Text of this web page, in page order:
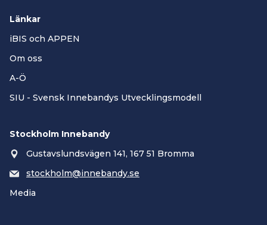
Länkar
iBIS och APPEN
Om oss
A-Ö
SIU - Svensk Innebandys Utvecklingsmodell
Stockholm Innebandy
Gustavslundsvägen 141, 167 51 Bromma
stockholm@innebandy.se
Media